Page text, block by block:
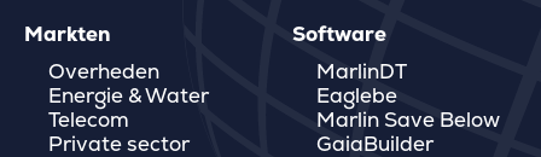
Markten
Overheden
Energie & Water
Telecom
Private sector
Software
MarlinDT
Eaglebe
Marlin Save Below
GaiaBuilder